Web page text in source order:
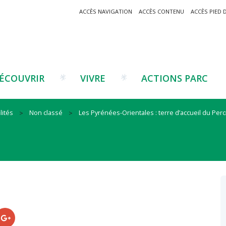
ACCÈS NAVIGATION ACCÈS CONTENU ACCÈS PIED
Musées et sites
VIVRE ACTIONS PARC
Forêt-bois
Non classé Les Pyrénées-Orientales : terre d’accueil du